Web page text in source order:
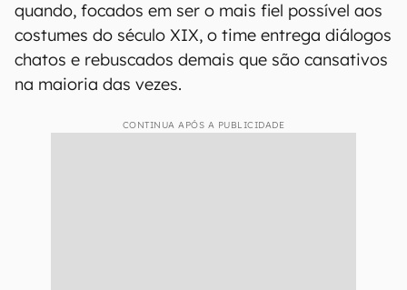
quando, focados em ser o mais fiel possível aos
costumes do século XIX, o time entrega diálogos
chatos e rebuscados demais que são cansativos
na maioria das vezes.
CONTINUA APÓS A PUBLICIDADE